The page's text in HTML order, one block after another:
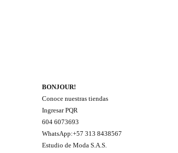
BONJOUR!
Conoce nuestras tiendas
Ingresar PQR
604 6073693
WhatsApp:+57 313 8438567
Estudio de Moda S.A.S.